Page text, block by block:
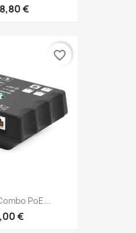
€
PoE...
€
favorite_border